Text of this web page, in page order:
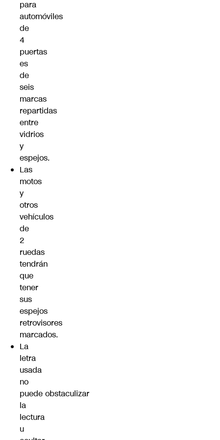
para
automóviles
de
4
puertas
es
de
seis
marcas
repartidas
entre
vidrios
y
espejos.
Las
motos
y
otros
vehículos
de
2
ruedas
tendrán
que
tener
sus
espejos
retrovisores
marcados.
La
letra
usada
no
puede obstaculizar
la
lectura
u